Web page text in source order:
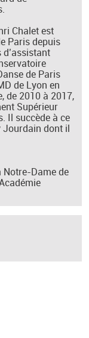
Chalet est
Paris depuis
de Paris
de Lyon en
de 2010 à 2017,
Supérieur
Il succède à ce
Jourdain dont il
Notre-Dame de